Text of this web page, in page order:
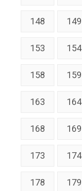
148 149
153 154
158 159
163 164
168 169
173 174
178 179